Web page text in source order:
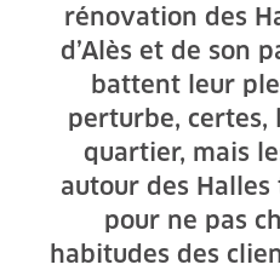
rénovation des
d’Alès et de son
battent leur
perturbe,
quartier, mais
autour des
pour ne pas
habitudes des